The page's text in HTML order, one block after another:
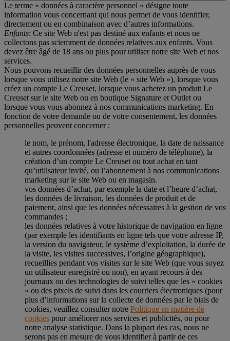
Le terme « données à caractère personnel » désigne toute
information vous concernant qui nous permet de vous identifier,
directement ou en combinaison avec d’autres informations.
Enfants: Ce site Web n'est pas destiné aux enfants et nous ne
collectons pas sciemment de données relatives aux enfants. Vous
devez être âgé de 18 ans ou plus pour utiliser notre site Web et nos
services.
Nous pouvons recueillir des données personnelles auprès de vous
lorsque vous utilisez notre site Web (le « site Web »), lorsque vous
créez un compte Le Creuset, lorsque vous achetez un produit Le
Creuset sur le site Web ou en boutique Signature et Outlet ou
lorsque vous vous abonnez à nos communications marketing. En
fonction de votre demande ou de votre consentement, les données
personnelles peuvent concerner :
le nom, le prénom, l'adresse électronique, la date de naissance
et autres coordonnées (adresse et numéro de téléphone), la
création d’un compte Le Creuset ou tout achat en tant
qu’utilisateur invité, ou l’abonnement à nos communications
marketing sur le site Web ou en magasin.
vos données d’achat, par exemple la date et l’heure d’achat,
les données de livraison, les données de produit et de
paiement, ainsi que les données nécessaires à la gestion de vos
commandes ;
les données relatives à votre historique de navigation en ligne
(par exemple les identifiants en ligne tels que votre adresse IP,
la version du navigateur, le système d’exploitation, la durée de
la visite, les visites successives, l’origine géographique),
recueillies pendant vos visites sur le site Web (que vous soyez
un utilisateur enregistré ou non), en ayant recours à des
journaux ou des technologies de suivi telles que les « cookies
» ou des pixels de suivi dans les courriers électroniques (pour
plus d’informations sur la collecte de données par le biais de
cookies, veuillez consulter notre Politique en matière de
cookies pour améliorer nos services et publicités, ou pour
notre analyse statistique. Dans la plupart des cas, nous ne
serons pas en mesure de vous identifier à partir de ces